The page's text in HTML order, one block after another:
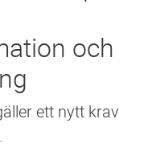
och
ett nytt krav